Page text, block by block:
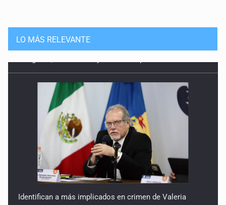
LO MÁS RELEVANTE
Identifican a más implicados en crimen de Valeria